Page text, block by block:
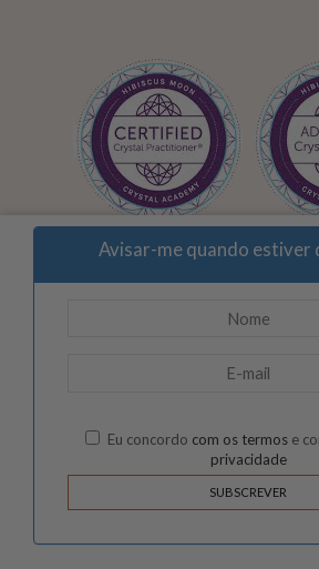
Avisar-me quando estiver
Eu concordo com os termos e
privacidade